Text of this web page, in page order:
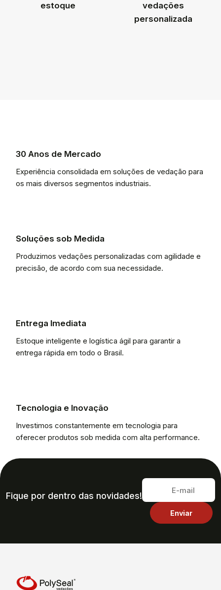
estoque
vedações
personalizada
30 Anos de Mercado
Experiência consolidada em soluções de vedação para
os mais diversos segmentos industriais.
Soluções sob Medida
Produzimos vedações personalizadas com agilidade e
precisão, de acordo com sua necessidade.
Entrega Imediata
Estoque inteligente e logística ágil para garantir a
entrega rápida em todo o Brasil.
Tecnologia e Inovação
Investimos constantemente em tecnologia para
oferecer produtos sob medida com alta performance.
Fique por dentro das novidades!